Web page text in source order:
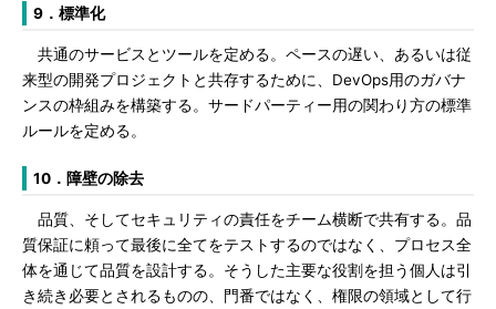
9．標準化
共通のサービスとツールを定める。ペースの遅い、あるいは従
来型の開発プロジェクトと共存するために、DevOps用のガバナ
ンスの枠組みを構築する。サードパーティー用の関わり方の標準
ルールを定める。
10．障壁の除去
品質、そしてセキュリティの責任をチーム横断で共有する。品
質保証に頼って最後に全てをテストするのではなく、プロセス全
体を通じて品質を設計する。そうした主要な役割を担う個人は引
き続き必要とされるものの、門番ではなく、権限の領域として行